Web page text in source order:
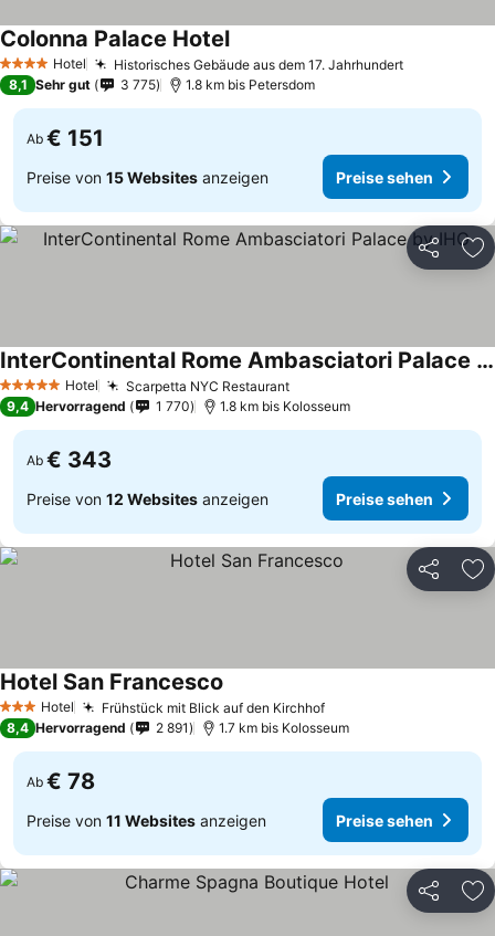
4 Sterne Hotel Historisches Gebäude aus dem 17. Jahrhundert
Colonna Palace Hotel
8,1 Sehr gut 3 775 1.8 km bis Petersdom
Ab € 151
Preise von 15 Websites anzeigen Preise sehen
Teilen
5 Sterne Hotel Scarpetta NYC Restaurant
InterContinental Rome Ambasciatori Palace by IHG
9,4 Hervorragend 1 770 1.8 km bis Kolosseum
Ab € 343
Preise von 12 Websites anzeigen Preise sehen
Teilen
3 SterneHotel Frühstück mit Blick auf den Kirchhof
Hotel San Francesco
8,4 Hervorragend 2 891 1.7 km bis Kolosseum
Ab € 78
Preise von 11 Websites anzeigen Preise sehen
Teilen